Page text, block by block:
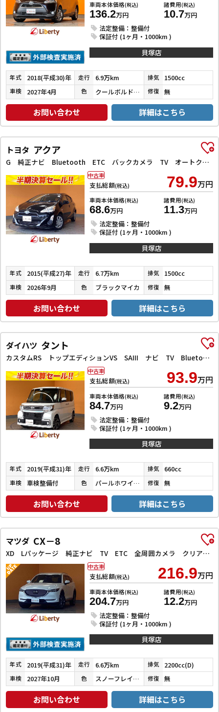
車両本体価格(税込)
136.2万円
諸費用(税込)
10.7万円
法定整備：整備付
保証付 (1ヶ月・1000km )
貝塚店
年式 2018(平成30)年 走行 6.9万km 排気 1500cc
車検 2027年4月 色 クールボルドーガラスフレーク 修復 無
お問い合わせ 詳細はこちら
トヨタ アクア
G 純正ナビ Bluetooth ETC バックカメラ TV オートクルーズコントロール スマートキー 電動格納ミラー CVT 衝突安全ボディ ABS ESC CD エアコン パワーステアリング
支払総額(税込) 79.9万円
車両本体価格(税込)
68.6万円
諸費用(税込)
11.3万円
法定整備：整備付
保証付 (1ヶ月・1000km )
中古車
貝塚店
年式 2015(平成27)年 走行 6.7万km 排気 1500cc
車検 2026年9月 色 ブラックマイカ 修復 無
お問い合わせ 詳細はこちら
ダイハツ タント
カスタムRS トップエディションVS SAIII ナビ TV Bluetooth ETC 全周囲カメラ 両側電動スライドドア クリアランスソナー 衝突被害軽減システム オートマチックハイビーム オートライト スマートキー アイドリングストップ
支払総額(税込) 93.9万円
車両本体価格(税込)
84.7万円
諸費用(税込)
9.2万円
法定整備：整備付
保証付 (1ヶ月・1000km )
中古車
貝塚店
年式 2019(平成31)年 走行 6.6万km 排気 660cc
車検 車検整備付 色 パールホワイトⅢ 修復 無
お問い合わせ 詳細はこちら
マツダ CX－8
XD Lパッケージ 純正ナビ TV ETC 全周囲カメラ クリアランスソナー オートクルーズコントロール レーンアシスト パワーシート 衝突被害軽減システム オートライト LEDヘッドランプ
支払総額(税込) 216.9万円
車両本体価格(税込)
204.7万円
諸費用(税込)
12.2万円
法定整備：整備付
保証付 (1ヶ月・1000km )
中古車
貝塚店
年式 2019(平成31)年 走行 6.6万km 排気 2200cc(D)
車検 2027年10月 色 スノーフレイクホワイトパールマイカ 修復 無
お問い合わせ 詳細はこちら